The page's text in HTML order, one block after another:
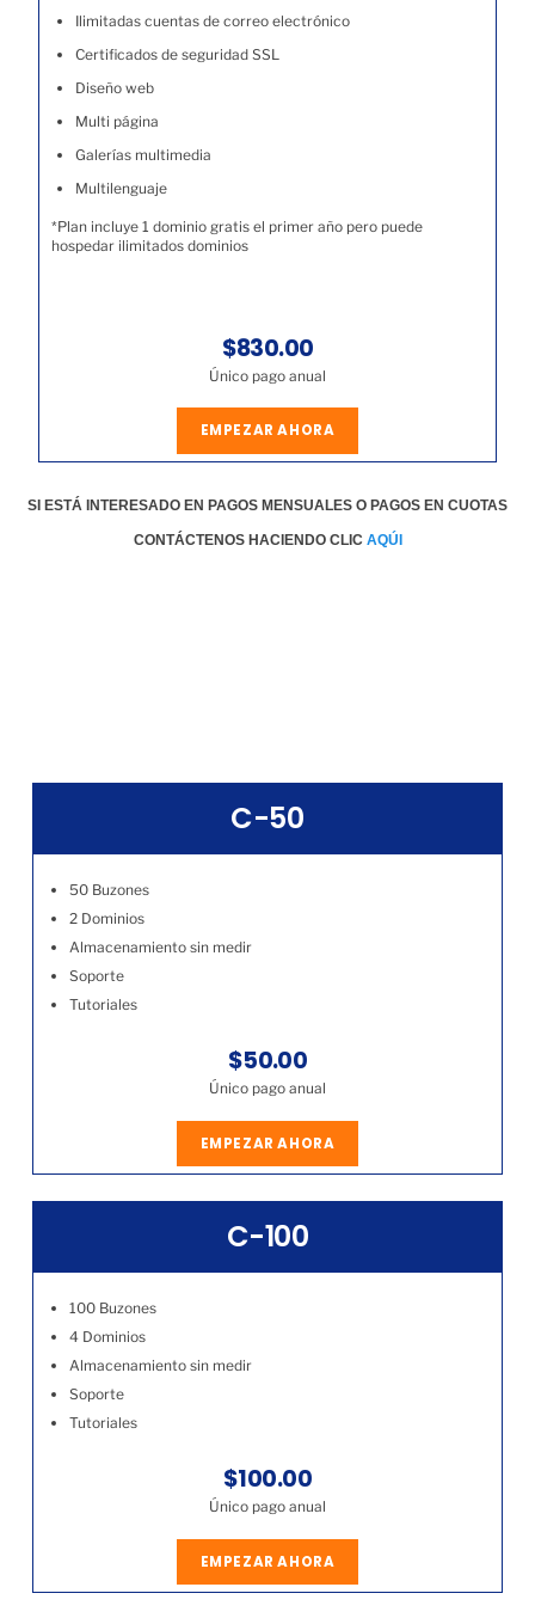
Ilimitadas cuentas de correo electrónico
Certificados de seguridad SSL
Diseño web
Multi página
Galerías multimedia
Multilenguaje
*Plan incluye 1 dominio gratis el primer año pero puede
hospedar ilimitados dominios
$830.00
Único pago anual
EMPEZAR AHORA
SI ESTÁ INTERESADO EN PAGOS MENSUALES O PAGOS EN CUOTAS
CONTÁCTENOS HACIENDO CLIC AQÚI
C-50
50 Buzones
2 Dominios
Almacenamiento sin medir
Soporte
Tutoriales
$50.00
Único pago anual
EMPEZAR AHORA
C-100
100 Buzones
4 Dominios
Almacenamiento sin medir
Soporte
Tutoriales
$100.00
Único pago anual
EMPEZAR AHORA